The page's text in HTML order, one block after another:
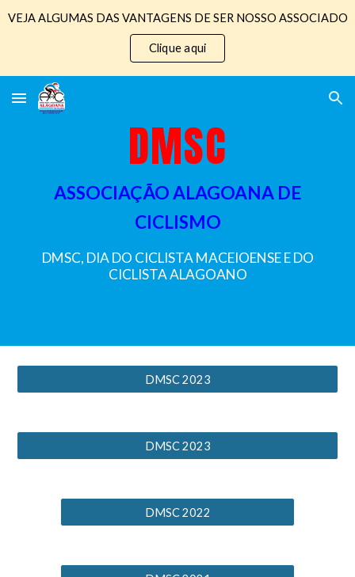
VEJA ALGUMAS DAS VANTAGENS DE SER NOSSO ASSOCIADO
Clique aqui
DMSC
ASSOCIAÇÃO ALAGOANA DE
CICLISMO
DMSC, DIA DO CICLISTA MACEIOENSE E DO
CICLISTA ALAGOANO
DMSC 2023
DMSC 2023
DMSC 2022